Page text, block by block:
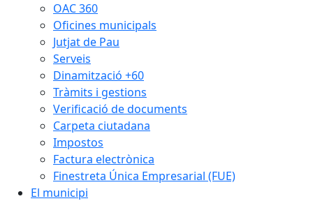
OAC 360
Oficines municipals
Jutjat de Pau
Serveis
Dinamització +60
Tràmits i gestions
Verificació de documents
Carpeta ciutadana
Impostos
Factura electrònica
Finestreta Única Empresarial (FUE)
El municipi